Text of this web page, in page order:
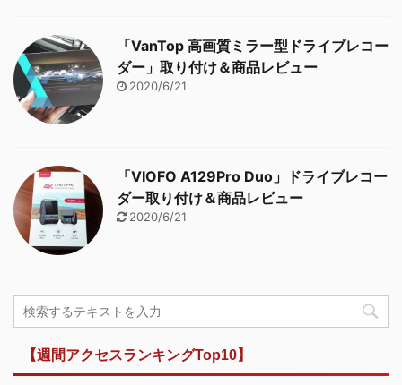
「VanTop 高画質ミラー型ドライブレコー
ダー」取り付け＆商品レビュー
2020/6/21
「VIOFO A129Pro Duo」ドライブレコー
ダー取り付け＆商品レビュー
2020/6/21
【週間アクセスランキングTop10】